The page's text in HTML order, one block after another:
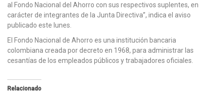
al Fondo Nacional del Ahorro con sus respectivos suplentes, en
carácter de integrantes de la Junta Directiva”, indica el aviso
publicado este lunes.
El Fondo Nacional de Ahorro es una institución bancaria
colombiana creada por decreto en 1968, para administrar las
cesantías de los empleados públicos y trabajadores oficiales.
Relacionado